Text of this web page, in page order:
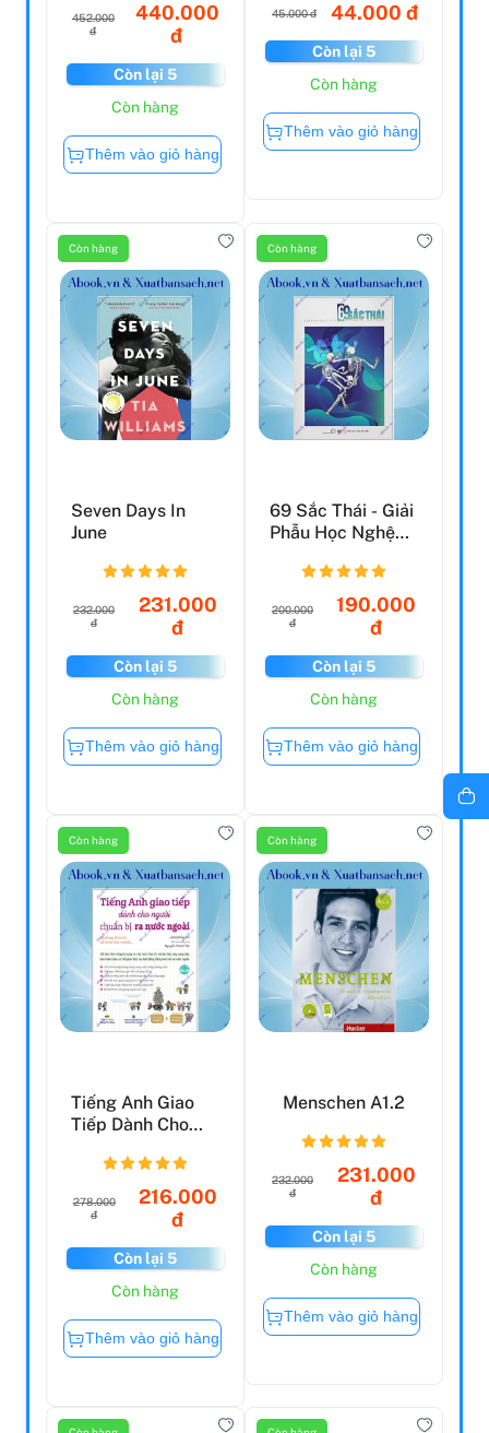
452.000
đ
440.000
đ
Còn lại 5
Còn hàng
Thêm vào giỏ hàng
45.000 đ 44.000 đ
Còn lại 5
Còn hàng
Thêm vào giỏ hàng
Còn hàng
Seven Days In
June
232.000
đ
231.000
đ
Còn lại 5
Còn hàng
Thêm vào giỏ hàng
Còn hàng
69 Sắc Thái - Giải
Phẫu Học Nghệ
200.000
đ
190.000
đ
Còn lại 5
Còn hàng
Thêm vào giỏ hàng
Còn hàng
Tiếng Anh Giao
Tiếp Dành Cho
Ra Nướ...
278.000
đ
216.000
đ
Còn lại 5
Còn hàng
Thêm vào giỏ hàng
Còn hàng
Menschen A1.2
232.000
đ
231.000
đ
Còn lại 5
Còn hàng
Thêm vào giỏ hàng